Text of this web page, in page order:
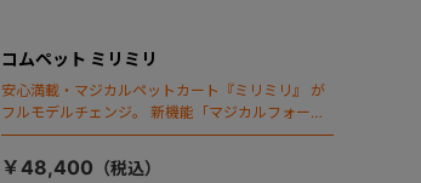
コムペット ミリミリ
安心満載・マジカルペットカート『ミリミリ』 が
フルモデルチェンジ。 新機能「マジカルフォール
ディング」搭載
￥48,400